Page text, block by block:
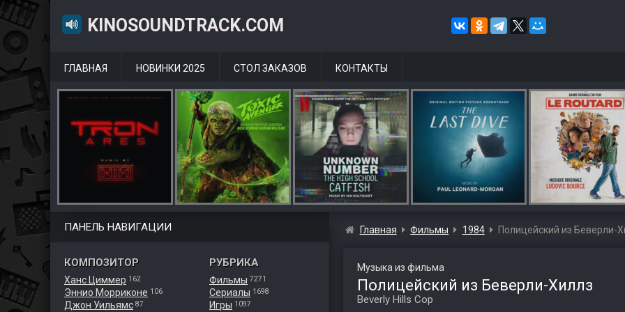
KINOSOUNDTRACK.COM
ГЛАВНАЯ НОВИНКИ 2025 СТОЛ ЗАКАЗОВ КОНТАКТЫ
ПАНЕЛЬ НАВИГАЦИИ
КОМПОЗИТОР
Ханс Циммер 162
Эннио Морриконе 106
Джон Уильямс 87
РУБРИКА
Фильмы 7271
Сериалы 1698
Игры 1097
Главная Фильмы 1984 Полицейский из Беверли-
Музыка из фильма
Полицейский из Беверли-Хиллз
Beverly Hills Cop